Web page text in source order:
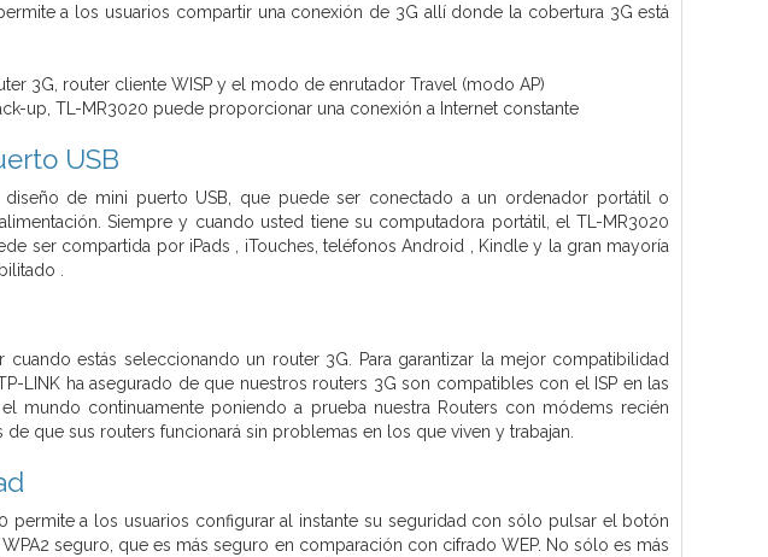
a los usuarios compartir una conexión de 3G allí donde la cobertura 3G está
3G, router cliente WISP y el modo de enrutador Travel (modo AP)
up, TL-MR3020 puede proporcionar una conexión a Internet constante
USB
de mini puerto USB, que puede ser conectado a un ordenador portátil o
Siempre y cuando usted tiene su computadora portátil, el TL-MR3020
ser compartida por iPads , iTouches, teléfonos Android , Kindle y la gran mayoría
.
estás seleccionando un router 3G. Para garantizar la mejor compatibilidad
LINK ha asegurado de que nuestros routers 3G son compatibles con el ISP en las
mundo continuamente poniendo a prueba nuestra Routers con módems recién
que sus routers funcionará sin problemas en los que viven y trabajan.
permite a los usuarios configurar al instante su seguridad con sólo pulsar el botón
seguro, que es más seguro en comparación con cifrado WEP. No sólo es más